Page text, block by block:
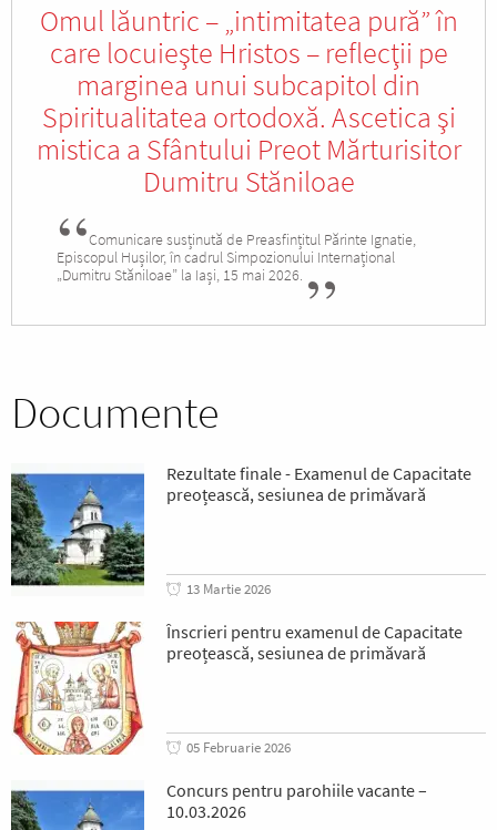
Omul lăuntric – „intimitatea pură” în
care locuieşte Hristos – reflecţii pe
marginea unui subcapitol din
Spiritualitatea ortodoxă. Ascetica şi
mistica a Sfântului Preot Mărturisitor
Dumitru Stăniloae
Comunicare susținută de Preasfințitul Părinte Ignatie,
Episcopul Hușilor, în cadrul Simpozionului Internațional
„Dumitru Stăniloae” la Iași, 15 mai 2026.
Documente
Rezultate finale - Examenul de Capacitate
preoțească, sesiunea de primăvară
13 Martie 2026
Înscrieri pentru examenul de Capacitate
preoțească, sesiunea de primăvară
05 Februarie 2026
Concurs pentru parohiile vacante –
10.03.2026